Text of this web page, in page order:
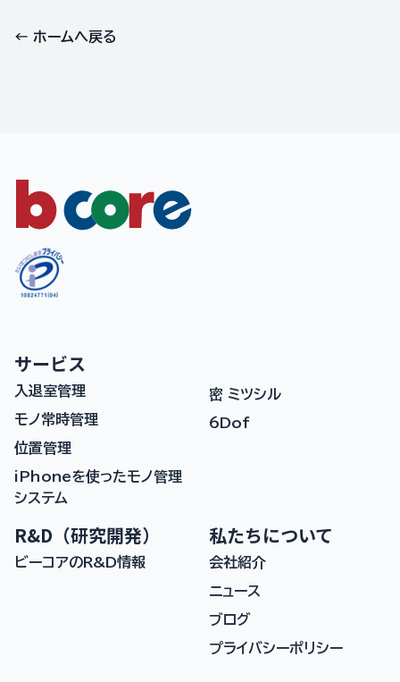
← ホームへ戻る
サービス
入退室管理
モノ常時管理
位置管理
iPhoneを使ったモノ管理
システム
密 ミツシル
6Dof
R&D（研究開発）
ビーコアのR&D情報
私たちについて
会社紹介
ニュース
ブログ
プライバシーポリシー